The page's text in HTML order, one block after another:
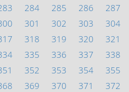
284 285 286 287
301 302 303 304
318 319 320 321
335 336 337 338
352 353 354 355
369 370 371 372